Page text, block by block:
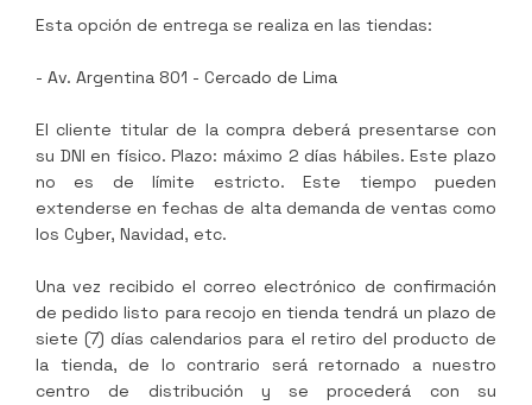
Esta opción de entrega se realiza en las tiendas:
- Av. Argentina 801 - Cercado de Lima
El cliente titular de la compra deberá presentarse con
su DNI en físico. Plazo: máximo 2 días hábiles. Este plazo
no es de límite estricto. Este tiempo pueden
extenderse en fechas de alta demanda de ventas como
los Cyber, Navidad, etc.
Una vez recibido el correo electrónico de confirmación
de pedido listo para recojo en tienda tendrá un plazo de
siete (7) días calendarios para el retiro del producto de
la tienda, de lo contrario será retornado a nuestro
centro de distribución y se procederá con su